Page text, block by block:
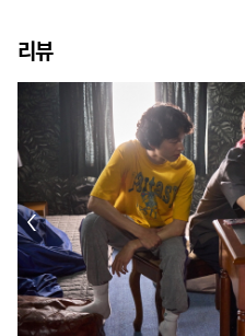
리뷰